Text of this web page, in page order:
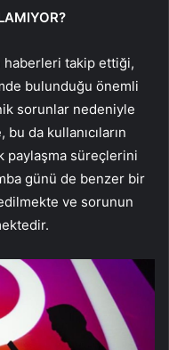
haberleri takip ettiği,
bulunduğu önemli
sorunlar nedeniyle
da kullanıcıların
paylaşma süreçlerini
günü de benzer bir
ve sorunun